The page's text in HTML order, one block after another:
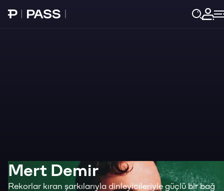
Paribu Pass Ana Sayfa
Mert Demir
Rekorlar kıran şarkılarıyla dinleyicileriyle güçlü bir bağ